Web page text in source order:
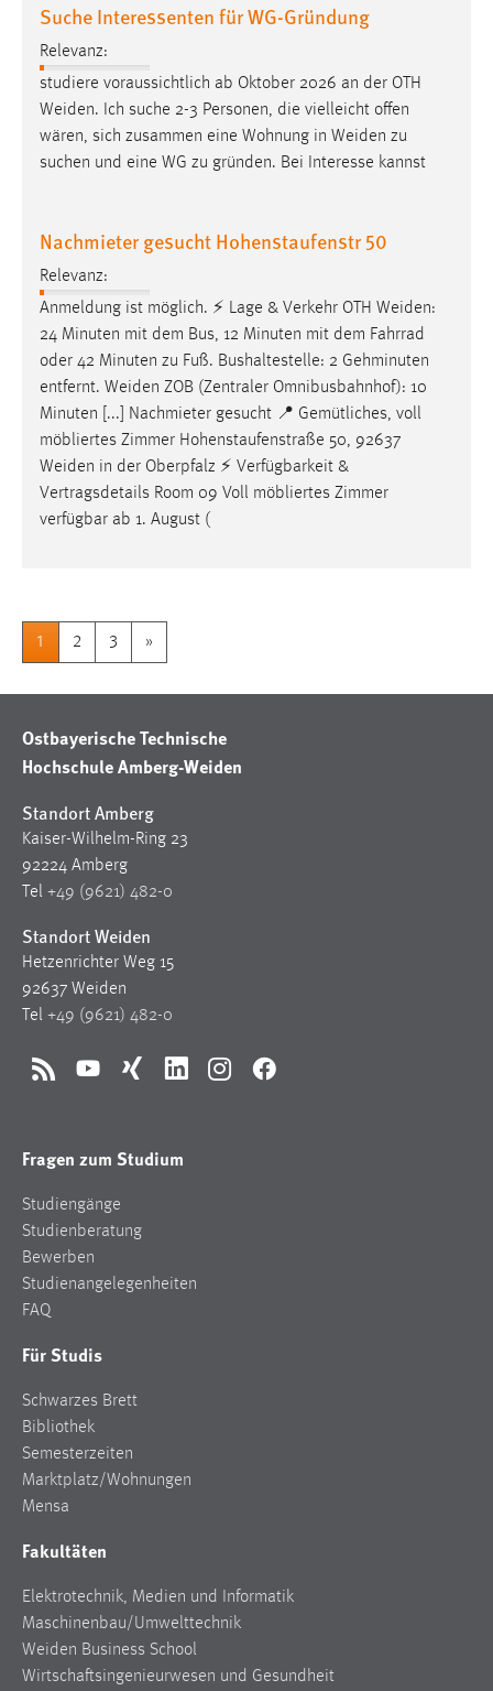
Suche Interessenten für WG-Gründung
Relevanz:
studiere voraussichtlich ab Oktober 2026 an der OTH
Weiden. Ich suche 2-3 Personen, die vielleicht offen
wären, sich zusammen eine Wohnung in Weiden zu
suchen und eine WG zu gründen. Bei Interesse kannst
Nachmieter gesucht Hohenstaufenstr 50
Relevanz:
Anmeldung ist möglich. ⚡ Lage & Verkehr OTH Weiden:
24 Minuten mit dem Bus, 12 Minuten mit dem Fahrrad
oder 42 Minuten zu Fuß. Bushaltestelle: 2 Gehminuten
entfernt. Weiden ZOB (Zentraler Omnibusbahnhof): 10
Minuten [...] Nachmieter gesucht 📍 Gemütliches, voll
möbliertes Zimmer Hohenstaufenstraße 50, 92637
Weiden in der Oberpfalz ⚡ Verfügbarkeit &
Vertragsdetails Room 09 Voll möbliertes Zimmer
verfügbar ab 1. August (
1 2 3 »
Ostbayerische Technische
Hochschule Amberg-Weiden
Standort Amberg
Kaiser-Wilhelm-Ring 23
92224 Amberg
Tel +49 (9621) 482-0
Standort Weiden
Hetzenrichter Weg 15
92637 Weiden
Tel +49 (9621) 482-0
RSS YouTubeXing LinkedInInstagramFacebook
Fragen zum Studium
Studiengänge
Studienberatung
Bewerben
Studienangelegenheiten
FAQ
Für Studis
Schwarzes Brett
Bibliothek
Semesterzeiten
Marktplatz/Wohnungen
Mensa
Fakultäten
Elektrotechnik, Medien und Informatik
Maschinenbau/Umwelttechnik
Weiden Business School
Wirtschaftsingenieurwesen und Gesundheit